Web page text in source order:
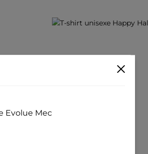
Evolue Mec